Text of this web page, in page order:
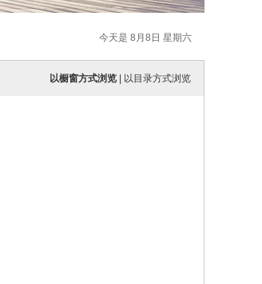
今天是 8月8日 星期六
以橱窗方式浏览 以目录方式浏览